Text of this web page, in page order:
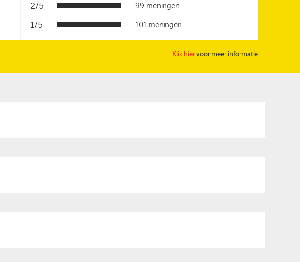
2/5 99 meningen
1/5 101 meningen
Klik hier voor meer informatie